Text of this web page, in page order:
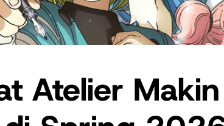
Atelier Makin